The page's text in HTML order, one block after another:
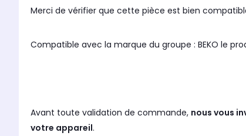
Merci de vérifier que cette pièce est bien
Compatible avec la marque du
Avant toute validation de commande, nous vous
votre appareil.